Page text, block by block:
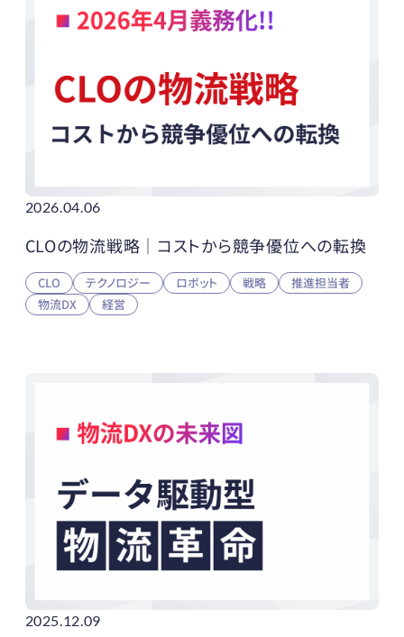
2026.04.06
CLOの物流戦略｜コストから競争優位への転換
CLO テクノロジー ロボット 戦略
推進担当者
物流DX
経営
2025.12.09